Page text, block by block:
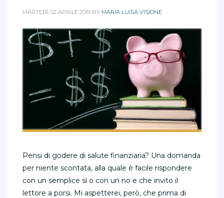
MARTEDÌ, 02 APRILE 2019 BY MARIA LUISA VISIONE
Pensi di godere di salute finanziaria? Una domanda
per niente scontata, alla quale è facile rispondere
con un semplice sì o con un no e che invito il
lettore a porsi. Mi aspetterei, però, che prima di